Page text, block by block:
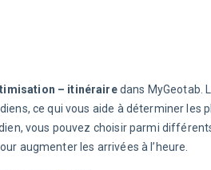
– itinéraire dans MyGeotab.
ce qui vous aide à déterminer les
vous pouvez choisir parmi
augmenter les arrivées à l’heure.